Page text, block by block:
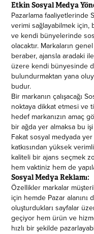
Etkin Sosyal Medya
Pazarlama faaliyetlerinde
verimi sağlayabilmek için,
ve kendi bünyelerinde
olacaktır. Markaların
beraber, ajansla aradaki
üzere kendi bünyesinde
bulundurmaktan yana
budur.
Bir markanın çalışacağı
noktaya dikkat etmesi ve
hedef markanızın amaç
bir ağda yer almaksa bu
Fakat sosyal medyada
katkısından yüksek
kaliteli bir ajans seçmek
hem vaktiniz hem de
Sosyal Medya Reklamı:
Özellikler markalar
için hemde Pazar alanını
oluşturdukları sayfalar
geçiyor hem ürün ve
hızlı bir şekilde